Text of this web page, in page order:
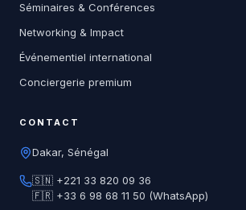
Séminaires & Conférences
Networking & Impact
Événementiel international
Conciergerie premium
CONTACT
Dakar, Sénégal
🇸🇳 +221 33 820 09 36
🇫🇷 +33 6 98 68 11 50 (WhatsApp)